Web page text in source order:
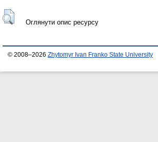
Оглянути опис ресурсу
© 2008–2026 Zhytomyr Ivan Franko State University